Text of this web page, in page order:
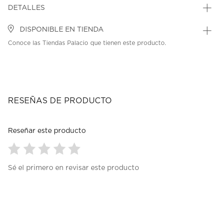
DETALLES
DISPONIBLE EN TIENDA
Conoce las Tiendas Palacio que tienen este producto.
RESEÑAS DE PRODUCTO
Reseñar este producto
paraparaparaparapara
Sé el primero en revisar este producto